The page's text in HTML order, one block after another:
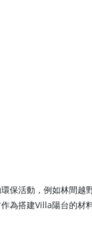
保活動，例如林間越
為搭建Villa陽台的材